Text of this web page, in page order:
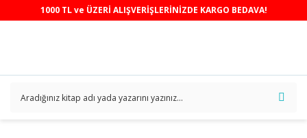
1000 TL ve ÜZERİ ALIŞVERİŞLERİNİZDE KARGO BEDAVA!